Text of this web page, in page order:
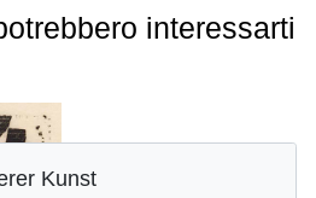
interessarti
Kunst